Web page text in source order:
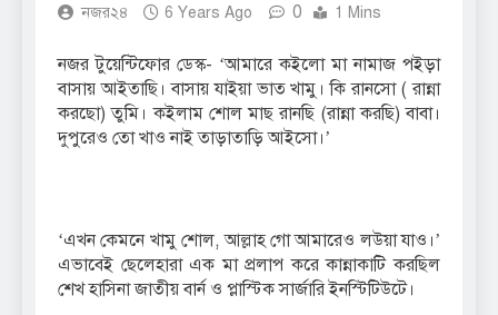
নজর২৪ 6 Years Ago 0 1 Mins
নজর টুয়েন্টিফোর ডেস্ক- ‘আমারে কইলো মা নামাজ পইড়া
বাসায় আইতাছি। বাসায় যাইয়া ভাত খামু। কি রানসো ( রান্না
করছো) তুমি। কইলাম শোল মাছ রানছি (রান্না করছি) বাবা।
দুপুরেও তো খাও নাই তাড়াতাড়ি আইসো।’
‘এখন কেমনে খামু শোল, আল্লাহ গো আমারেও লউয়া যাও।’
এভাবেই ছেলেহারা এক মা প্রলাপ করে কান্নাকাটি করছিল
শেখ হাসিনা জাতীয় বার্ন ও প্লাস্টিক সার্জারি ইনস্টিটিউটে।